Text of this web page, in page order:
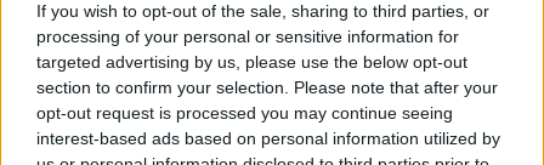
If you wish to opt-out of the sale, sharing to third parties, or
processing of your personal or sensitive information for
targeted advertising by us, please use the below opt-out
section to confirm your selection. Please note that after your
opt-out request is processed you may continue seeing
interest-based ads based on personal information utilized by